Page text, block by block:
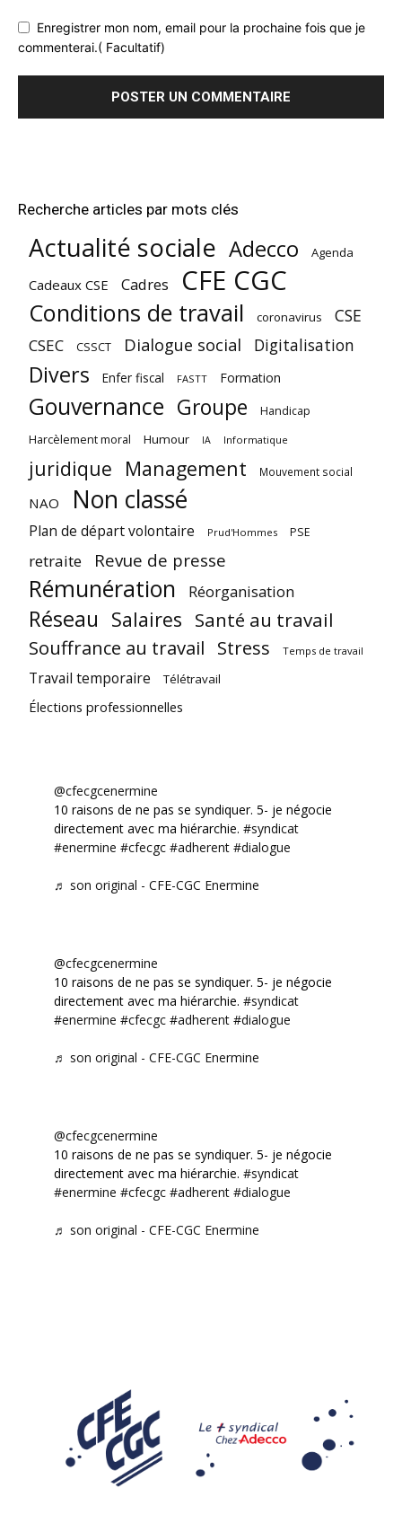
Enregistrer mon nom, email pour la prochaine fois que je
commenterai.( Facultatif)
Recherche articles par mots clés
Actualité sociale Adecco Agenda
Cadeaux CSE Cadres CFE CGC
Conditions de travail coronavirus CSE
CSEC CSSCT Dialogue social Digitalisation
Divers Enfer fiscal FASTT Formation
Gouvernance Groupe Handicap
Harcèlement moral Humour IA Informatique
juridique Management Mouvement social
NAO Non classé
Plan de départ volontaire Prud'Hommes PSE
retraite Revue de presse
Rémunération Réorganisation
Réseau Salaires Santé au travail
Souffrance au travail Stress Temps de travail
Travail temporaire Télétravail
Élections professionnelles
@cfecgcenermine
10 raisons de ne pas se syndiquer. 5- je négocie
directement avec ma hiérarchie. #syndicat
#enermine #cfecgc #adherent #dialogue
♬ son original - CFE-CGC Enermine
@cfecgcenermine
10 raisons de ne pas se syndiquer. 5- je négocie
directement avec ma hiérarchie. #syndicat
#enermine #cfecgc #adherent #dialogue
♬ son original - CFE-CGC Enermine
@cfecgcenermine
10 raisons de ne pas se syndiquer. 5- je négocie
directement avec ma hiérarchie. #syndicat
#enermine #cfecgc #adherent #dialogue
♬ son original - CFE-CGC Enermine